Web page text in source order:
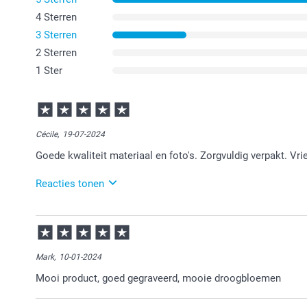
4 Sterren
3 Sterren
2 Sterren
1 Ster
Cécile, 19-07-2024
Goede kwaliteit materiaal en foto's. Zorgvuldig verpakt.
Reacties tonen
22-07-2024
10:22
Wat fijn dat je zo tevreden bent over alles. Erg leuk
over onze klantenservice. Daar doen wij het toch
Mark, 10-01-2024
Mooi product, goed gegraveerd, mooie droogbloemen